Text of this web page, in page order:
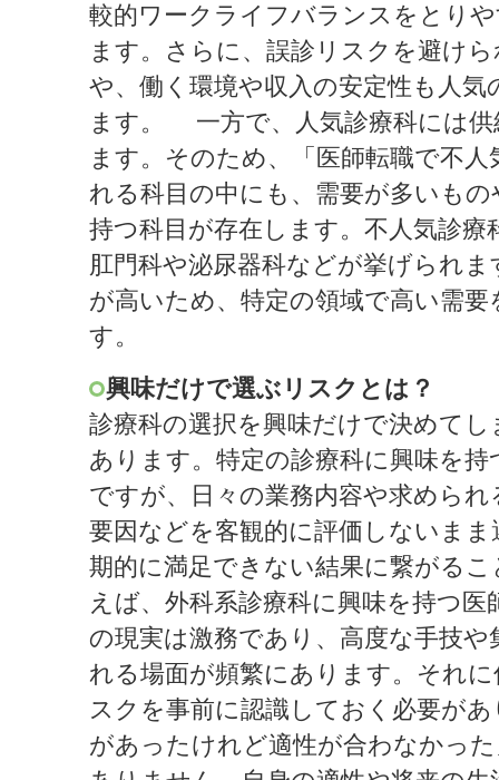
較的ワークライフバランスをとり
ます。さらに、誤診リスクを避け
や、働く環境や収入の安定性も人
ます。 一方で、人気診療科には供
ます。そのため、「医師転職で不
れる科目の中にも、需要が多いも
持つ科目が存在します。不人気診療
肛門科や泌尿器科などが挙げられ
が高いため、特定の領域で高い需
す。
興味だけで選ぶリスクとは？
診療科の選択を興味だけで決めて
あります。特定の診療科に興味を
ですが、日々の業務内容や求めら
要因などを客観的に評価しないま
期的に満足できない結果に繋がる
えば、外科系診療科に興味を持つ
の現実は激務であり、高度な手技や
れる場面が頻繁にあります。それ
スクを事前に認識しておく必要が
があったけれど適性が合わなかっ